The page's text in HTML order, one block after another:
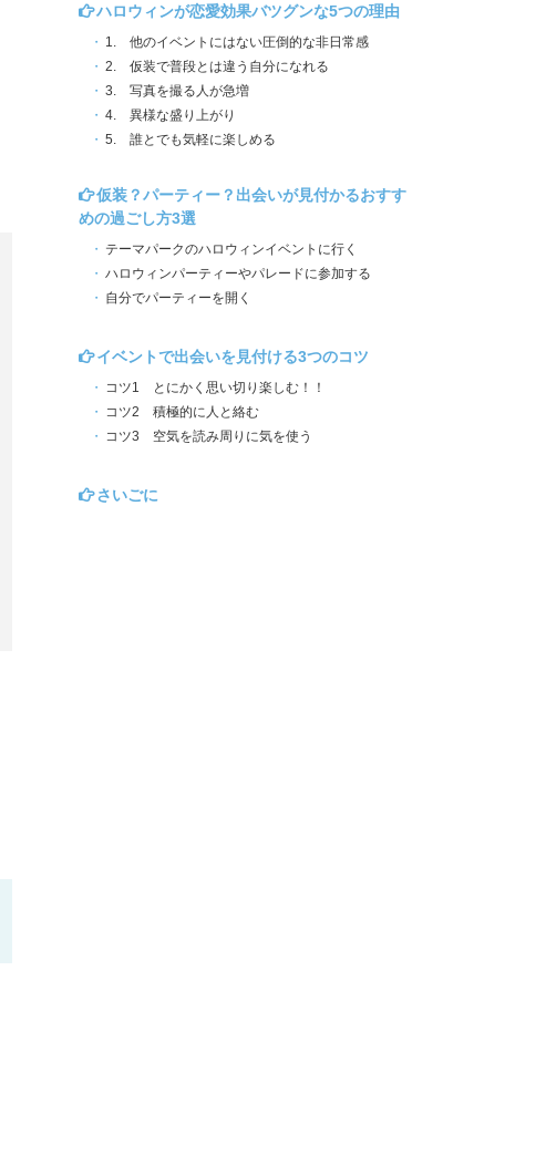
ハロウィンが恋愛効果バツグンな5つの理由
1. 他のイベントにはない圧倒的な非日常感
2. 仮装で普段とは違う自分になれる
3. 写真を撮る人が急増
4. 異様な盛り上がり
5. 誰とでも気軽に楽しめる
仮装？パーティー？出会いが見付かるおすす
めの過ごし方3選
テーマパークのハロウィンイベントに行く
ハロウィンパーティーやパレードに参加する
自分でパーティーを開く
イベントで出会いを見付ける3つのコツ
コツ1 とにかく思い切り楽しむ！！
コツ2 積極的に人と絡む
コツ3 空気を読み周りに気を使う
さいごに